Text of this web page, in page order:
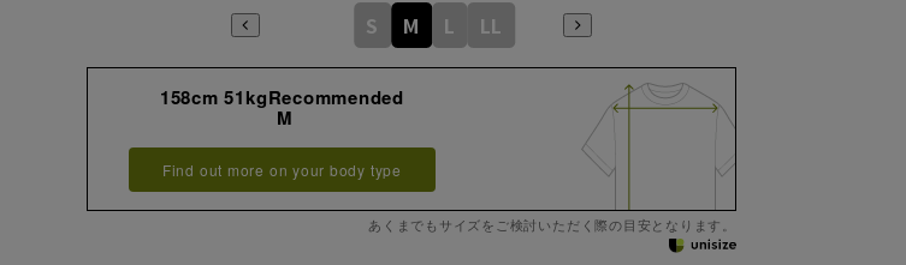
S M L LL
158cm 51kgRecommended
M
Find out more on your body type
あくまでもサイズをご検討いただく際の目安となります。